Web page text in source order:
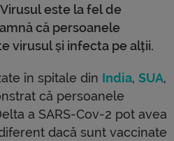
este la fel de
că persoanele
virusul și infecta pe alții.
în spitale din India, SUA,
că persoanele
a SARS-Cov-2 pot avea
dacă sunt vaccinate